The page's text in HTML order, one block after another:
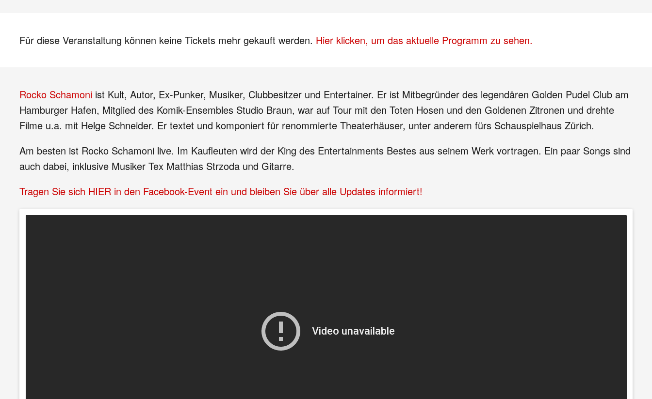
Für diese Veranstaltung können keine Tickets mehr gekauft werden. Hier klicken, um das aktuelle Programm zu sehen.
Rocko Schamoni ist Kult, Autor, Ex-Punker, Musiker, Clubbesitzer und Entertainer. Er ist Mitbegründer des legendären Golden Pudel Club am
Hamburger Hafen, Mitglied des Komik-Ensembles Studio Braun, war auf Tour mit den Toten Hosen und den Goldenen Zitronen und drehte
Filme u.a. mit Helge Schneider. Er textet und komponiert für renommierte Theaterhäuser, unter anderem fürs Schauspielhaus Zürich.
Am besten ist Rocko Schamoni live. Im Kaufleuten wird der King des Entertainments Bestes aus seinem Werk vortragen. Ein paar Songs sind
auch dabei, inklusive Musiker Tex Matthias Strzoda und Gitarre.
Tragen Sie sich HIER in den Facebook-Event ein und bleiben Sie über alle Updates informiert!